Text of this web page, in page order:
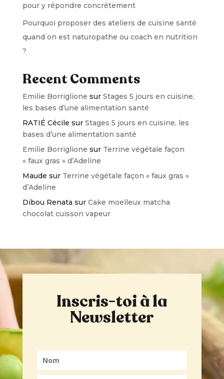
pour y répondre concrètement
Pourquoi proposer des ateliers de cuisine santé
quand on est naturopathe ou coach en nutrition
?
Recent Comments
Emilie Borriglione sur Stages 5 jours en cuisine,
les bases d’une alimentation santé
RATIÉ Cécile sur Stages 5 jours en cuisine, les
bases d’une alimentation santé
Emilie Borriglione sur Terrine végétale façon
« faux gras » d’Adeline
Maude sur Terrine végétale façon « faux gras »
d’Adeline
Dibou Renata sur Cake moelleux matcha
chocolat cuisson vapeur
Inscris-toi à la
Newsletter